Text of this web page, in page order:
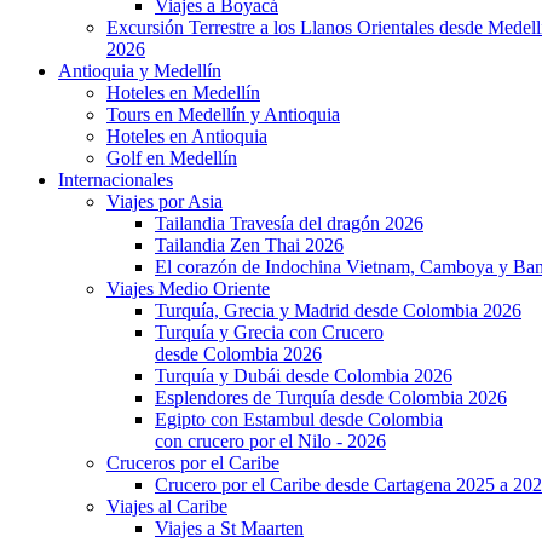
Viajes a Boyacá
Excursión Terrestre a los Llanos Orientales desde
2026
Antioquia y Medellín
Hoteles en Medellín
Tours en Medellín y Antioquia
Hoteles en Antioquia
Golf en Medellín
Internacionales
Viajes por Asia
Tailandia Travesía del dragón 2026
Tailandia Zen Thai 2026
El corazón de Indochina Vietnam, Camboya y
Viajes Medio Oriente
Turquía, Grecia y Madrid desde Colombia 2026
Turquía y Grecia con Crucero
desde Colombia 2026
Turquía y Dubái desde Colombia 2026
Esplendores de Turquía desde Colombia 2026
Egipto con Estambul desde Colombia
con crucero por el Nilo - 2026
Cruceros por el Caribe
Crucero por el Caribe desde Cartagena 2025 a
Viajes al Caribe
Viajes a St Maarten